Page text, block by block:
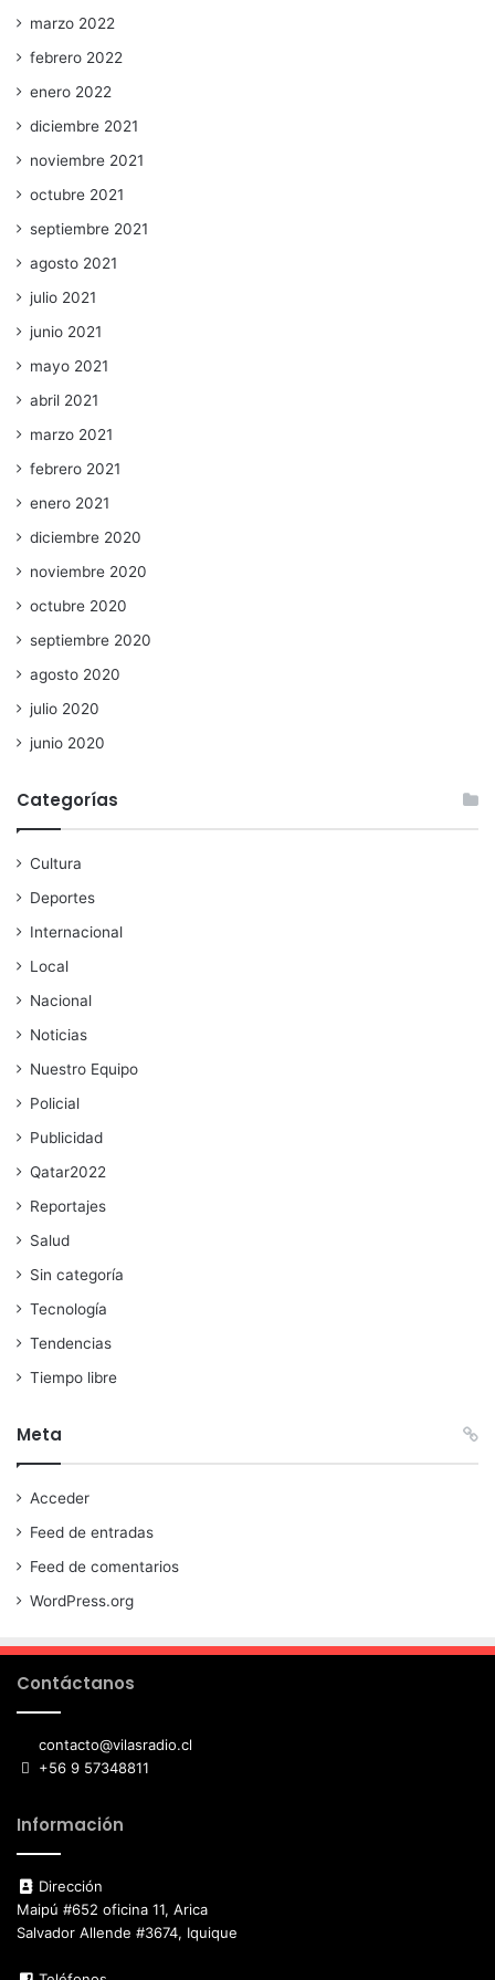
marzo 2022
febrero 2022
enero 2022
diciembre 2021
noviembre 2021
octubre 2021
septiembre 2021
agosto 2021
julio 2021
junio 2021
mayo 2021
abril 2021
marzo 2021
febrero 2021
enero 2021
diciembre 2020
noviembre 2020
octubre 2020
septiembre 2020
agosto 2020
julio 2020
junio 2020
Categorías
Cultura
Deportes
Internacional
Local
Nacional
Noticias
Nuestro Equipo
Policial
Publicidad
Qatar2022
Reportajes
Salud
Sin categoría
Tecnología
Tendencias
Tiempo libre
Meta
Acceder
Feed de entradas
Feed de comentarios
WordPress.org
Contáctanos
contacto@vilasradio.cl
+56 9 57348811
Información
Dirección
Maipú #652 oficina 11, Arica
Salvador Allende #3674, Iquique